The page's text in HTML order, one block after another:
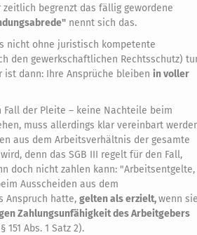
begrenzt das fällig gewordene
nennt sich das.
nicht ohne juristisch kompetente
den gewerkschaftlichen Rechtsschutz)
dann: Ihre Ansprüche bleiben in voller
Fall der Pleite – keine Nachteile beim
muss allerdings klar vereinbart
aus dem Arbeitsverhältnis der gesamte
denn das SGB III regelt für den Fall,
doch nicht zahlen kann: "Arbeitsentgelte,
Ausscheiden aus dem
Anspruch hatte, gelten als erzielt,wenn
Zahlungsunfähigkeit des Arbeitgebers
151 Abs. 1 Satz 2).